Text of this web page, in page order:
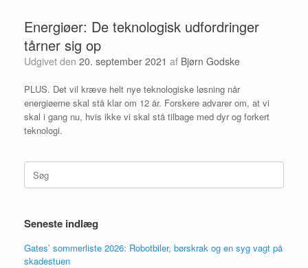
Energiøer: De teknologisk udfordringer
tårner sig op
Udgivet den 20. september 2021 af Bjørn Godske
PLUS. Det vil kræve helt nye teknologiske løsning når
energiøerne skal stå klar om 12 år. Forskere advarer om, at vi
skal i gang nu, hvis ikke vi skal stå tilbage med dyr og forkert
teknologi.
Søg
efter:
Seneste indlæg
Gates’ sommerliste 2026: Robotbiler, børskrak og en syg vagt på
skadestuen